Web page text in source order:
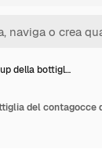
della bottigl…
del contagocce